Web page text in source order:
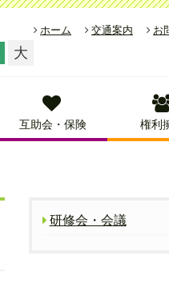
ホーム 交通案内 お
大
互助会・保険 権利
研修会・会議